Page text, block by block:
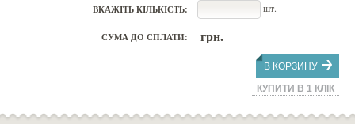
ВКАЖІТЬ КІЛЬКІСТЬ: шт.
СУМА ДО СПЛАТИ: грн.
В КОРЗИНУ
КУПИТИ В 1 КЛІК